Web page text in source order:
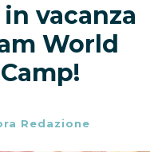
vacanza
World
Redazione